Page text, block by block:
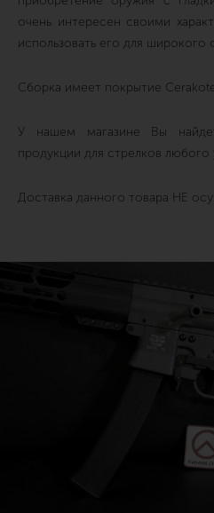
очень интересен своими
использовать его для широкого
Сборка имеет покрытие
У нашем магазине Вы
продукции для стрелков любого
Доставка данного товара НЕ